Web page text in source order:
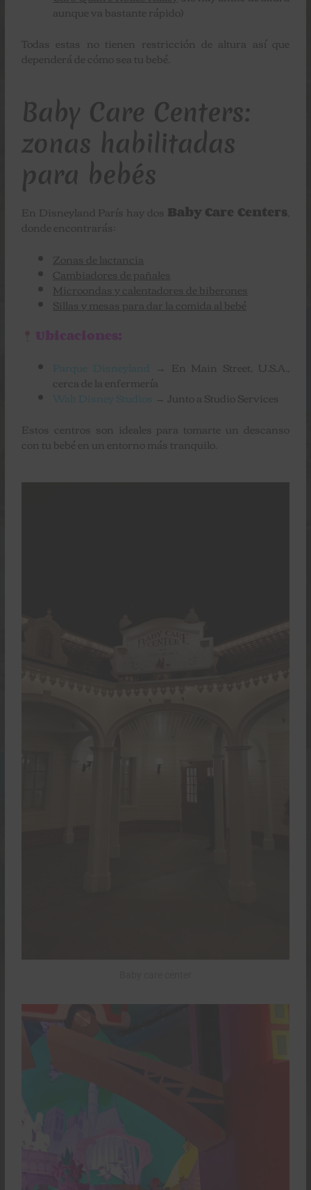
aunque va bastante rápido)
Todas estas no tienen restricción de altura así que
dependerá de cómo sea tu bebé.
Baby Care Centers:
zonas habilitadas
para bebés
En Disneyland París hay dos Baby Care Centers,
donde encontrarás:
Zonas de lactancia
Cambiadores de pañales
Microondas y calentadores de biberones
Sillas y mesas para dar la comida al bebé
Ubicaciones:
Parque Disneyland → En Main Street, U.S.A.,
cerca de la enfermería
Walt Disney Studios → Junto a Studio Services
Estos centros son ideales para tomarte un descanso
con tu bebé en un entorno más tranquilo.